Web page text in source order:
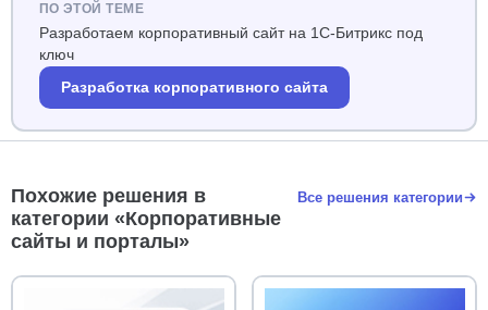
ПО ЭТОЙ ТЕМЕ
Разработаем корпоративный сайт на 1С-Битрикс под
ключ
Разработка корпоративного сайта
Похожие решения в
категории «Корпоративные
сайты и порталы»
Все решения категории